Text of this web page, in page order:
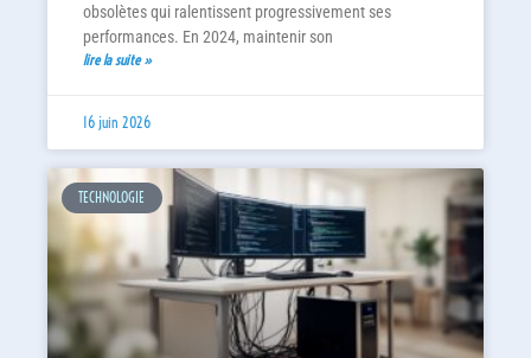
obsolètes qui ralentissent progressivement ses
performances. En 2024, maintenir son
lire la suite »
16 juin 2026
TECHNOLOGIE